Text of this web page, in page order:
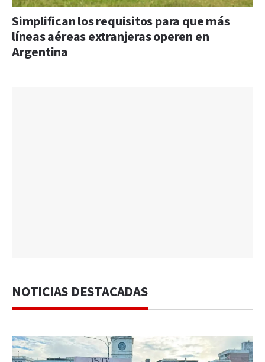
Simplifican los requisitos para que más
líneas aéreas extranjeras operen en
Argentina
NOTICIAS DESTACADAS